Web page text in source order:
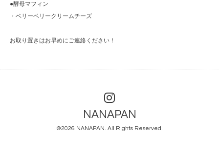
●酵母マフィン
・ベリーベリークリームチーズ
お取り置きはお早めにご連絡ください！
NANAPAN
©2026 NANAPAN. All Rights Reserved.